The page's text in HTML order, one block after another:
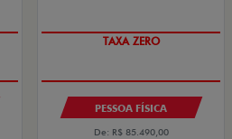
TAXA ZERO
PESSOA FÍSICA
De: R$ 85.490,00